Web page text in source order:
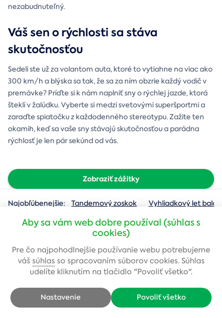
nezabudnuteľný.
Váš sen o rýchlosti sa stáva
skutočnosťou
Sedeli ste už za volantom auta, ktoré to vytiahne na viac ako
300 km/h a blýska sa tak, že sa za ním obzrie každý vodič v
premávke? Príďte si k nám naplniť sny o rýchlej jazde, ktorá
šteklí v žalúdku. Vyberte si medzi svetovými superšportmi a
zaraďte spiatočku z každodenného stereotypu. Zažite ten
okamih, keď sa vaše sny stávajú skutočnosťou a parádna
rýchlosť je len pár sekúnd od vás.
Zobraziť zážitky
Najobľúbenejšie: Tandemový zoskok Vyhliadkový let
Zadajte svoj e-mail
a získajte zľavu 4 €
akčné ponuky a najlepšie tipy na darčeky.
Aby sa vám web dobre používal (súhlas s
cookies)
Pre čo najpohodlnejšie používanie webu potrebujeme
váš súhlas so spracovaním súborov cookies. Súhlas
udelíte kliknutím na tlačidlo "Povoliť všetko".
Povoliť všetko
Nastavenie